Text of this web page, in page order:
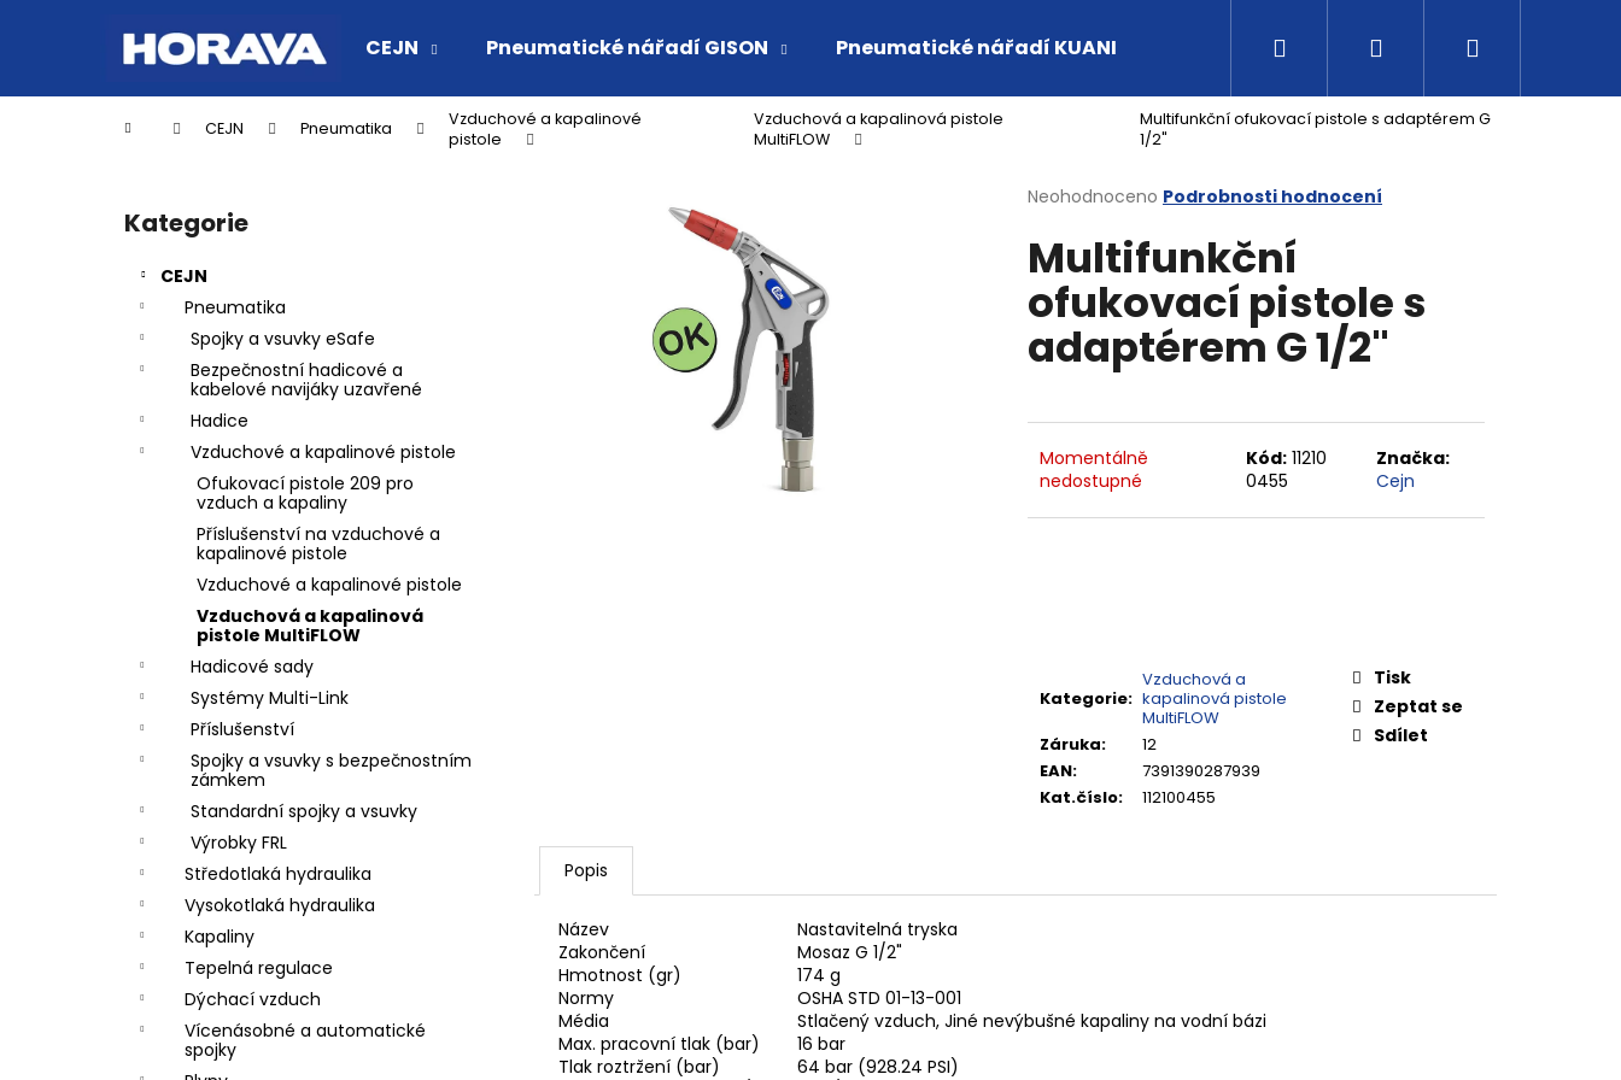
CEJN Pneumatické nářadí GISON Pneumatické nářadí KUANI Tipy a rady Kontakty Obchodní
Přihlášení
Domů CEJN Pneumatika
Vzduchové a kapalinové
pistole
Vzduchová a kapalinová pistole
MultiFLOW
Multifunkční ofukovací pistole s adaptérem G
1/2"
Přeskočit
kategorie
Kategorie
CEJN
Pneumatika
Spojky a vsuvky eSafe
Bezpečnostní hadicové a
kabelové navijáky uzavřené
Hadice
Vzduchové a kapalinové pistole
Ofukovací pistole 209 pro
vzduch a kapaliny
Příslušenství na vzduchové a
kapalinové pistole
Vzduchové a kapalinové pistole
Vzduchová a kapalinová
pistole MultiFLOW
Hadicové sady
Systémy Multi-Link
Příslušenství
Spojky a vsuvky s bezpečnostním
zámkem
Standardní spojky a vsuvky
Výrobky FRL
Středotlaká hydraulika
Vysokotlaká hydraulika
Kapaliny
Tepelná regulace
Dýchací vzduch
Vícenásobné a automatické
spojky
Průměrné
produktu
je
z
5
hvězdiček.
Neohodnoceno Podrobnosti hodnocení
Multifunkční
ofukovací pistole s
adaptérem G 1/2"
Momentálně
nedostupné
Kód: 11210
0455
Značka:
Cejn
Kategorie:
Vzduchová a
kapalinová pistole
MultiFLOW
Záruka:
12
EAN:
7391390287939
Kat.číslo: 112100455
Tisk
Zeptat se
Sdílet
Popis
Název
Nastavitelná tryska
Zakončení
Mosaz G 1/2"
Hmotnost (gr)
174 g
Normy
OSHA STD 01-13-001
Média
Stlačený vzduch, Jiné nevýbušné kapaliny na vodní bázi
Max. pracovní tlak (bar)
16 bar
Tlak roztržení (bar)
64 bar (928.24 PSI)
í
Zpět
do
Zpět
do
Co potřebujete najít?
Doporučujeme
RYCHLOSPOJKA ESAFE R 1/2" VNĚJŠÍ
684,86 Kč
RYCHLOSPOJKA G3/4" VNITŘNÍ FVMQ